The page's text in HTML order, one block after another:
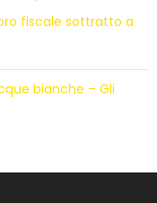
fiscale sottratto a
bianche – Gli